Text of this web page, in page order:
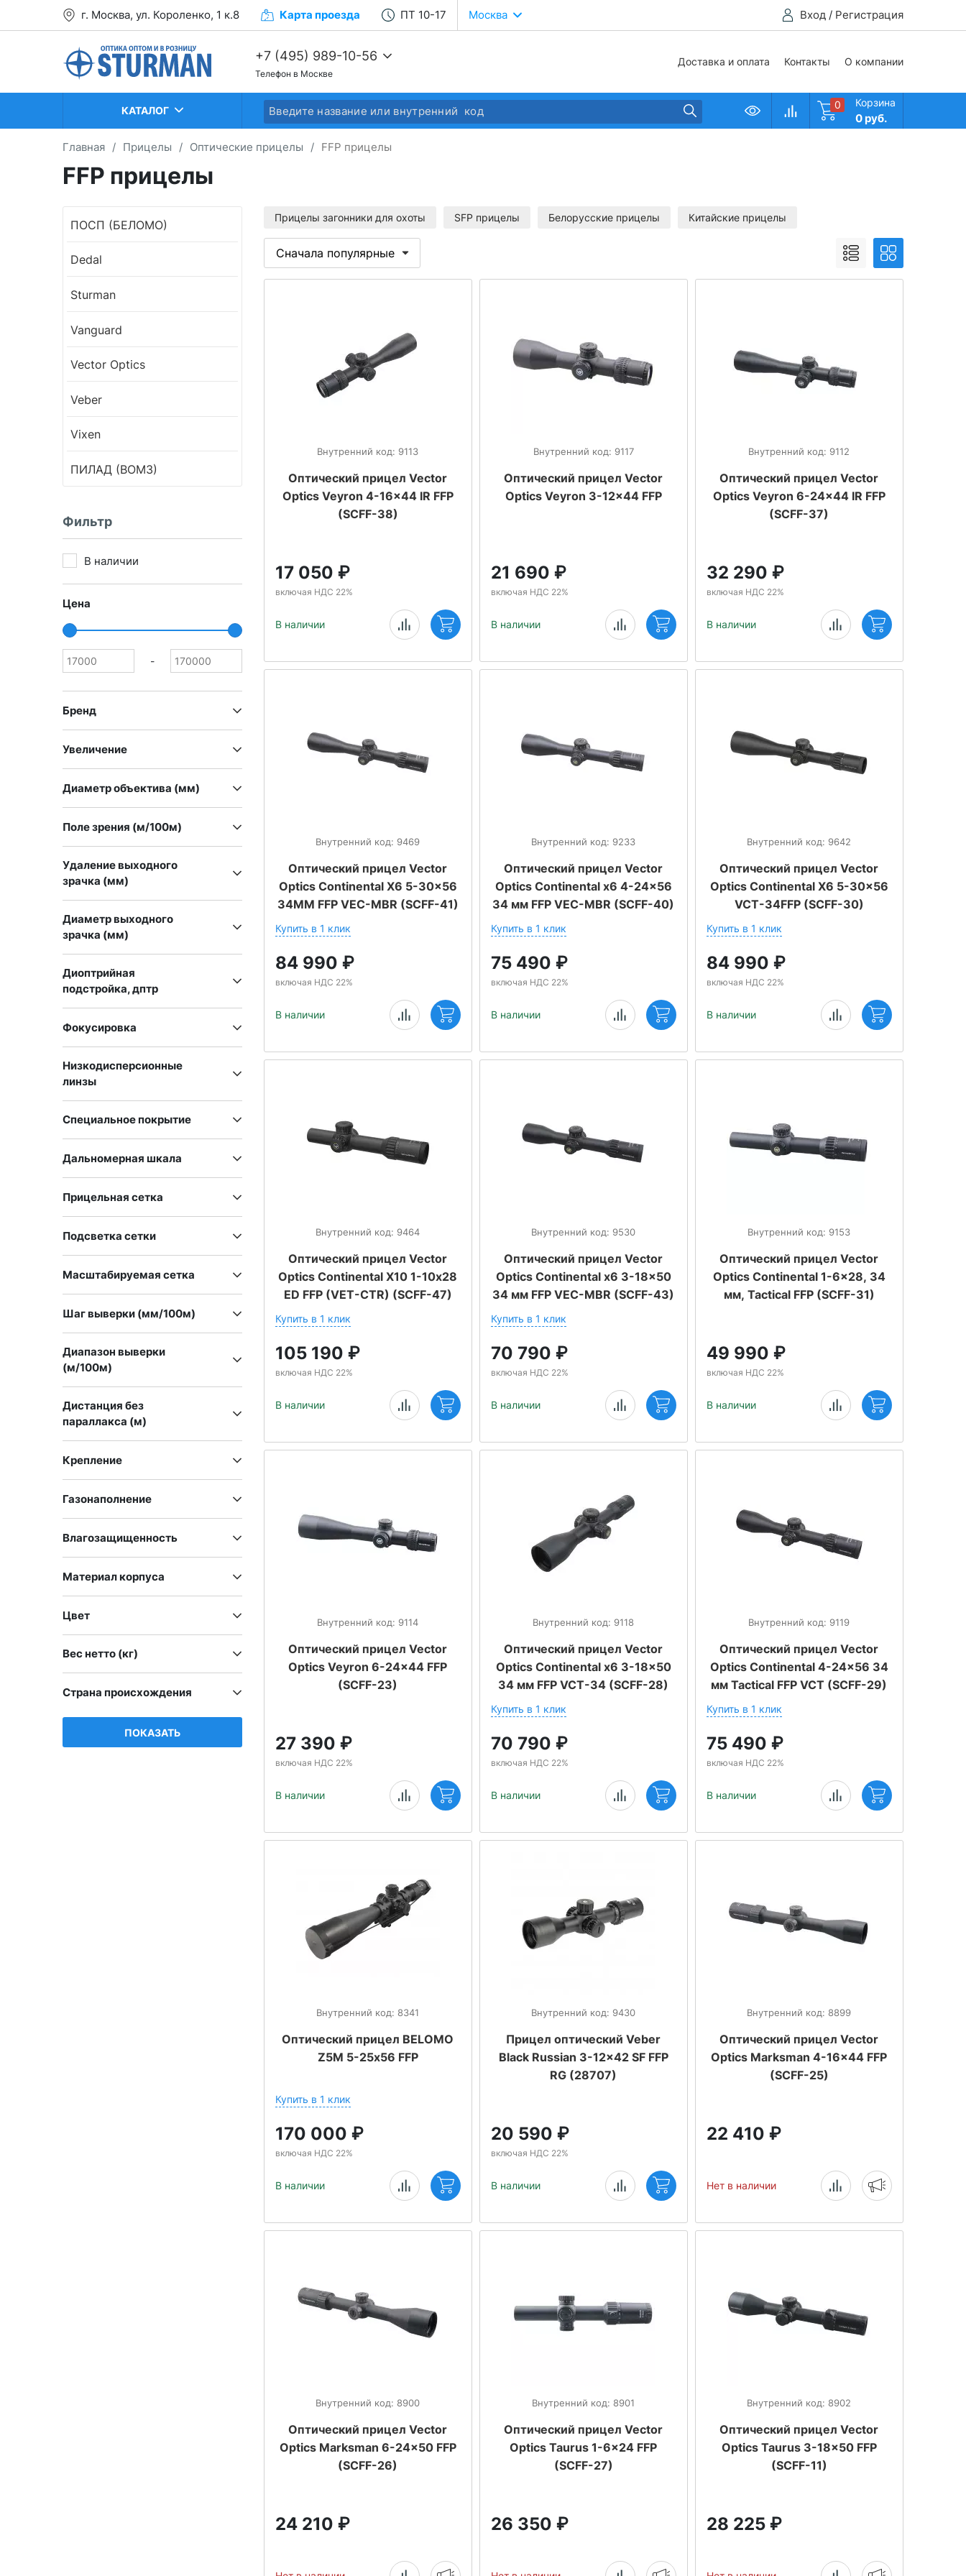
Вход / Регистрация
г. Москва, ул. Короленко, 1 к.8 Карта проезда ПТ 10-17 Москва
Доставка и оплата Контакты О компании
+7 (495) 989-10-56
+7 (499) 268-22-37
+7 (499) 268-04-14
Телефон в Москве
0 Корзина
0 руб.
КАТАЛОГ
Главная / Прицелы / Оптические прицелы / FFP прицелы
FFP прицелы
ПОСП (БЕЛОМО)
Dedal
Sturman
Vanguard
Vector Optics
Veber
Vixen
ПИЛАД (ВОМЗ)
Фильтр
В наличии
Цена
-
Бренд
Увеличение
Диаметр объектива (мм)
Поле зрения (м/100м)
Удаление выходного
зрачка (мм)
Диаметр выходного
зрачка (мм)
Диоптрийная
подстройка, дптр
Фокусировка
Низкодисперсионные
линзы
Специальное покрытие
Дальномерная шкала
Прицельная сетка
Подсветка сетки
Масштабируемая сетка
Шаг выверки (мм/100м)
Диапазон выверки
(м/100м)
Дистанция без
параллакса (м)
Крепление
Газонаполнение
Влагозащищенность
Материал корпуса
Цвет
Вес нетто (кг)
Страна происхождения
ПОКАЗАТЬ
Прицелы загонники для охоты SFP прицелы Белорусские прицелы Китайские прицелы
Внутренний код: 9113
Оптический прицел Vector
Optics Veyron 4-16x44 IR FFP
(SCFF-38)
17 050 ₽
включая НДС 22%
В наличии
Внутренний код: 9117
Оптический прицел Vector
Optics Veyron 3-12x44 FFP
21 690 ₽
включая НДС 22%
В наличии
Внутренний код: 9112
Оптический прицел Vector
Optics Veyron 6-24x44 IR FFP
(SCFF-37)
32 290 ₽
включая НДС 22%
В наличии
Внутренний код: 9469
Оптический прицел Vector
Optics Continental X6 5-30x56
34ММ FFP VEC-MBR (SCFF-41)
Купить в 1 клик
84 990 ₽
включая НДС 22%
В наличии
Внутренний код: 9233
Оптический прицел Vector
Optics Continental x6 4-24x56
34 мм FFP VEC-MBR (SCFF-40)
Купить в 1 клик
75 490 ₽
включая НДС 22%
В наличии
Внутренний код: 9642
Оптический прицел Vector
Optics Continental Х6 5-30x56
VCT-34FFP (SCFF-30)
Купить в 1 клик
84 990 ₽
включая НДС 22%
В наличии
Внутренний код: 9464
Оптический прицел Vector
Optics Continental X10 1-10х28
ED FFP (VET-CTR) (SCFF-47)
Купить в 1 клик
105 190 ₽
включая НДС 22%
В наличии
Внутренний код: 9530
Оптический прицел Vector
Optics Continental x6 3-18x50
34 мм FFP VEC-MBR (SCFF-43)
Купить в 1 клик
70 790 ₽
включая НДС 22%
В наличии
Внутренний код: 9153
Оптический прицел Vector
Optics Continental 1-6x28, 34
мм, Tactical FFP (SCFF-31)
49 990 ₽
включая НДС 22%
В наличии
Внутренний код: 9114
Оптический прицел Vector
Optics Veyron 6-24x44 FFP
(SCFF-23)
27 390 ₽
включая НДС 22%
В наличии
Внутренний код: 9118
Оптический прицел Vector
Optics Continental x6 3-18x50
34 мм FFP VCT-34 (SCFF-28)
Купить в 1 клик
70 790 ₽
включая НДС 22%
В наличии
Внутренний код: 9119
Оптический прицел Vector
Optics Continental 4-24x56 34
мм Tactical FFP VCT (SCFF-29)
Купить в 1 клик
75 490 ₽
включая НДС 22%
В наличии
Внутренний код: 8341
Оптический прицел BELOMO
Z5M 5-25х56 FFP
Купить в 1 клик
170 000 ₽
включая НДС 22%
В наличии
Внутренний код: 9430
Прицел оптический Veber
Black Russian 3-12x42 SF FFP
RG (28707)
20 590 ₽
включая НДС 22%
В наличии
Внутренний код: 8899
Оптический прицел Vector
Optics Marksman 4-16x44 FFP
(SCFF-25)
22 410 ₽
Нет в наличии
Внутренний код: 8900
Оптический прицел Vector
Optics Marksman 6-24x50 FFP
(SCFF-26)
24 210 ₽
Внутренний код: 8901
Оптический прицел Vector
Optics Taurus 1-6x24 FFP
(SCFF-27)
26 350 ₽
Внутренний код: 8902
Оптический прицел Vector
Optics Taurus 3-18x50 FFP
(SCFF-11)
28 225 ₽